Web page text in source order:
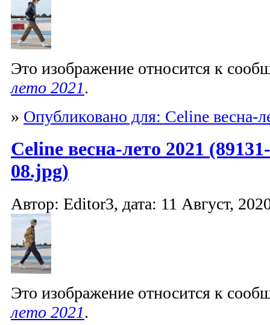
Это изображение относится к
лето 2021.
» Опубликовано для: Celine весна-
Celine весна-лето 2021
08.jpg)
Автор: Editor3, дата: 11 Август,
Это изображение относится к
лето 2021.